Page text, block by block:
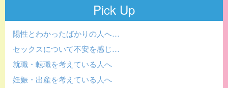
Pick Up
陽性とわかったばかりの人へ…
セックスについて不安を感じ…
就職・転職を考えている人へ
妊娠・出産を考えている人へ